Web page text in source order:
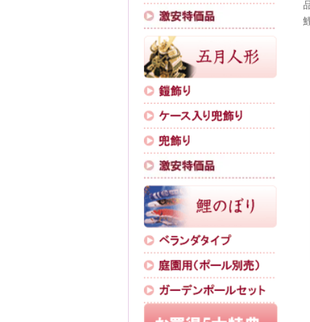
色々縅兜
用した極
返し部分
備えたコ
虎柄を施